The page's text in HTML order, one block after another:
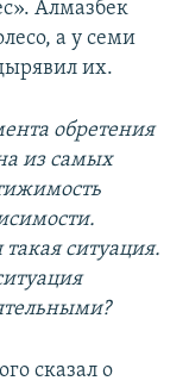
Алмазбек
а у семи
их.
обретения
из самых
такая ситуация.
сказал о